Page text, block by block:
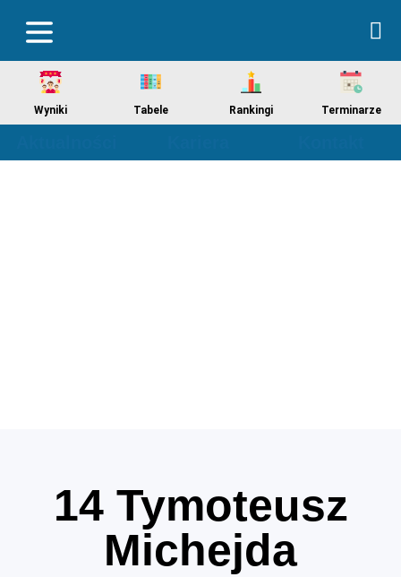
Wyniki Tabele Rankingi Terminarze
14Tymoteusz
Michejda